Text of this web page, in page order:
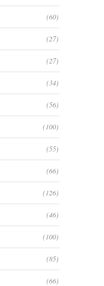
(60)
(27)
(27)
(34)
(56)
(100)
(55)
(66)
(126)
(46)
(100)
(85)
(66)